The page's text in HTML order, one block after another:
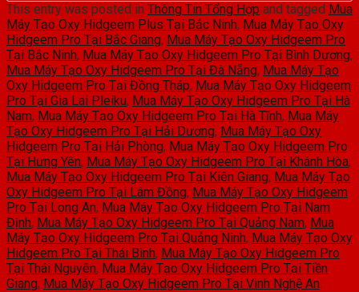
This entry was posted in Thông Tin Tổng Hợp and tagged Mua
Máy Tạo Oxy Hidgeem Plus Tại Bắc Ninh, Mua Máy Tạo Oxy
Hidgeem Pro Tại Bắc Giang, Mua Máy Tạo Oxy Hidgeem Pro
Tại Bắc Ninh, Mua Máy Tạo Oxy Hidgeem Pro Tại Bình Dương,
Mua Máy Tạo Oxy Hidgeem Pro Tại Đà Nẵng, Mua Máy Tạo
Oxy Hidgeem Pro Tại Đồng Tháp, Mua Máy Tạo Oxy Hidgeem
Pro Tại Gia Lai Pleiku, Mua Máy Tạo Oxy Hidgeem Pro Tại Hà
Nam, Mua Máy Tạo Oxy Hidgeem Pro Tại Hà Tĩnh, Mua Máy
Tạo Oxy Hidgeem Pro Tại Hải Dương, Mua Máy Tạo Oxy
Hidgeem Pro Tại Hải Phòng, Mua Máy Tạo Oxy Hidgeem Pro
Tại Hưng Yên, Mua Máy Tạo Oxy Hidgeem Pro Tại Khánh Hòa,
Mua Máy Tạo Oxy Hidgeem Pro Tại Kiên Giang, Mua Máy Tạo
Oxy Hidgeem Pro Tại Lâm Đồng, Mua Máy Tạo Oxy Hidgeem
Pro Tại Long An, Mua Máy Tạo Oxy Hidgeem Pro Tại Nam
Định, Mua Máy Tạo Oxy Hidgeem Pro Tại Quảng Nam, Mua
Máy Tạo Oxy Hidgeem Pro Tại Quảng Ninh, Mua Máy Tạo Oxy
Hidgeem Pro Tại Thái Bình, Mua Máy Tạo Oxy Hidgeem Pro
Tại Thái Nguyên, Mua Máy Tạo Oxy Hidgeem Pro Tại Tiền
Giang, Mua Máy Tạo Oxy Hidgeem Pro Tại Vinh Nghệ An